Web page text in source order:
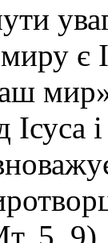
є
5,